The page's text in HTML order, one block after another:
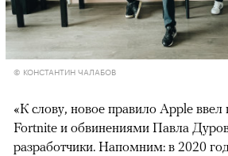
© КОНСТАНТИН ЧАЛАБОВ
«К слову, новое правило Apple ввел
Fortnite и обвинениями Павла
разработчики. Напомним: в 2020